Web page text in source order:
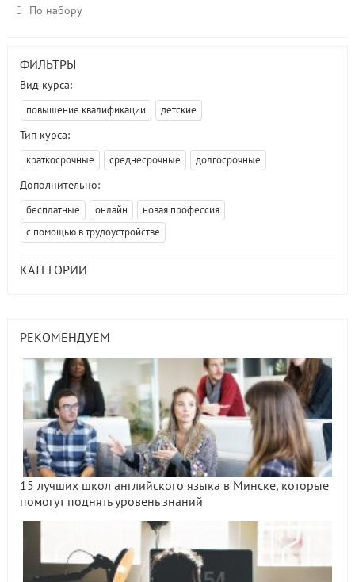
По набору
ФИЛЬТРЫ
Вид курса:
повышение квалификации детские
Тип курса:
краткосрочные среднесрочные долгосрочные
Дополнительно:
бесплатные онлайн
новая профессия
с помощью в трудоустройстве
КАТЕГОРИИ
РЕКОМЕНДУЕМ
15 лучших школ английского языка в Минске, которые
помогут поднять уровень знаний